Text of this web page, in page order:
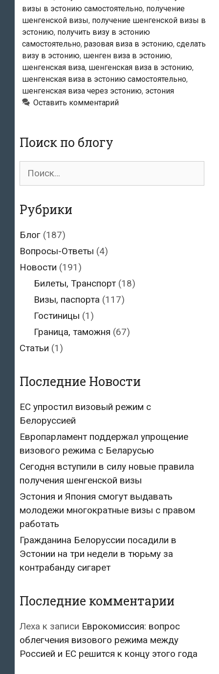
визы в эстонию самостоятельно, получение
шенгенской визы, получение шенгенской визы в
эстонию, получить визу в эстонию
самостоятельно, разовая виза в эстонию, сделать
визу в эстонию, шенген виза в эстонию,
шенгенская виза, шенгенская виза в эстонию,
шенгенская виза в эстонию самостоятельно,
шенгенская виза через эстонию, эстония
Оставить комментарий
Поиск по блогу
Поиск
Рубрики
Блог (187)
Вопросы-Ответы (4)
Новости (191)
Билеты, Транспорт(18)
Визы, паспорта (117)
Гостиницы (1)
Граница, таможня (67)
Статьи (1)
Последние Новости
ЕС упростил визовый режим с
Белоруссией
Европарламент поддержал упрощение
визового режима с Беларусью
Сегодня вступили в силу новые правила
получения шенгенской визы
Эстония и Япония смогут выдавать
молодежи многократные визы с правом
работать
Гражданина Белоруссии посадили в
Эстонии на три недели в тюрьму за
контрабанду сигарет
Последние комментарии
Леха к записи Еврокомиссия: вопрос
облегчения визового режима между
Россией и ЕС решится к концу этого года